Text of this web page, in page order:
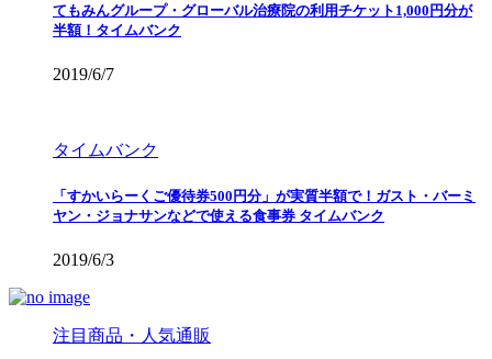
てもみんグループ・グローバル治療院の利用チケット1,000円分が
半額！タイムバンク
2019/6/7
タイムバンク
「すかいらーくご優待券500円分」が実質半額で！ガスト・バーミ
ヤン・ジョナサンなどで使える食事券 タイムバンク
2019/6/3
注目商品・人気通販